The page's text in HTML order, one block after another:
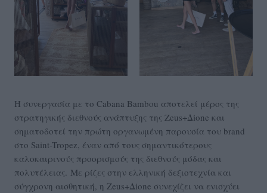
Η συνεργασία με το Cabana Bambou αποτελεί μέρος της
στρατηγικής διεθνούς ανάπτυξης της Zeus+Δione και
σηματοδοτεί την πρώτη οργανωμένη παρουσία του brand
στο Saint-Tropez, έναν από τους σημαντικότερους
καλοκαιρινούς προορισμούς της διεθνούς μόδας και
πολυτέλειας. Με ρίζες στην ελληνική δεξιοτεχνία και
σύγχρονη αισθητική, η Zeus+Δione συνεχίζει να ενισχύει